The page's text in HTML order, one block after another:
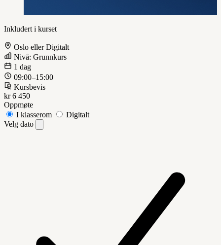
Inkludert i kurset
Oslo eller Digitalt
Nivå: Grunnkurs
1 dag
09:00–15:00
Kursbevis
kr 6 450
Oppmøte
I klasserom
Digitalt
Velg dato